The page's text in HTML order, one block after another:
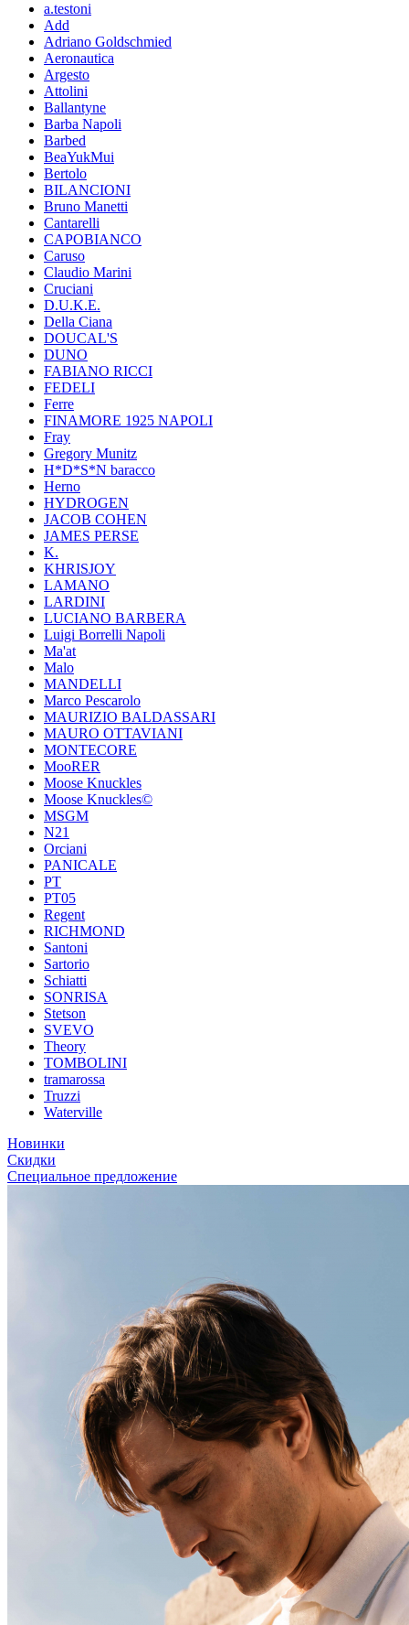
a.testoni
Add
Adriano Goldschmied
Aeronautica
Argesto
Attolini
Ballantyne
Barba Napoli
Barbed
BeaYukMui
Bertolo
BILANCIONI
Bruno Manetti
Cantarelli
CAPOBIANCO
Caruso
Claudio Marini
Cruciani
D.U.K.E.
Della Ciana
DOUCAL'S
DUNO
FABIANO RICCI
FEDELI
Ferre
FINAMORE 1925 NAPOLI
Fray
Gregory Munitz
H*D*S*N baracco
Herno
HYDROGEN
JACOB COHEN
JAMES PERSE
K.
KHRISJOY
LAMANO
LARDINI
LUCIANO BARBERA
Luigi Borrelli Napoli
Ma'at
Malo
MANDELLI
Marco Pescarolo
MAURIZIO BALDASSARI
MAURO OTTAVIANI
MONTECORE
MooRER
Moose Knuckles
Moose Knuckles©️
MSGM
N21
Orciani
PANICALE
PT
PT05
Regent
RICHMOND
Santoni
Sartorio
Schiatti
SONRISA
Stetson
SVEVO
Theory
TOMBOLINI
tramarossa
Truzzi
Waterville
Новинки
Скидки
Специальное предложение